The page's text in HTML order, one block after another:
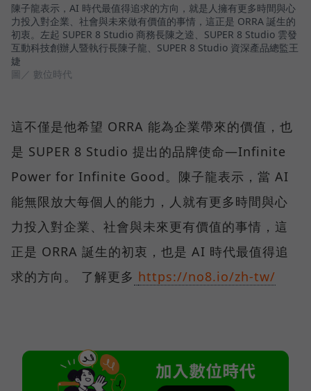
陳子龍表示，AI 時代最值得追求的方向，就是人擁有更多時間與心
力投入對企業、社會與未來做有價值的事情，這正是 ORRA 誕生的
初衷。左起 SUPER 8 Studio 商務長陳之逵、SUPER 8 Studio 雲發
互動科技創辦人暨執行長陳子龍、SUPER 8 Studio 資深產品總監王
婕
圖／ 數位時代
這不僅是他希望 ORRA 能為企業帶來的價值，也
是 SUPER 8 Studio 提出的品牌使命—Infinite
Power for Infinite Good。陳子龍表示，當 AI
能無限放大每個人的能力，人就有更多時間與心
力投入對企業、社會與未來更有價值的事情，這
正是 ORRA 誕生的初衷，也是 AI 時代最值得追
求的方向。 了解更多 https://no8.io/zh-tw/